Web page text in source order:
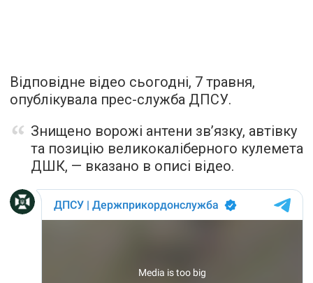
Відповідне відео сьогодні, 7 травня,
опублікувала прес-служба ДПСУ.
Знищено ворожі антени зв’язку, автівку
та позицію великокаліберного кулемета
ДШК, — вказано в описі відео.